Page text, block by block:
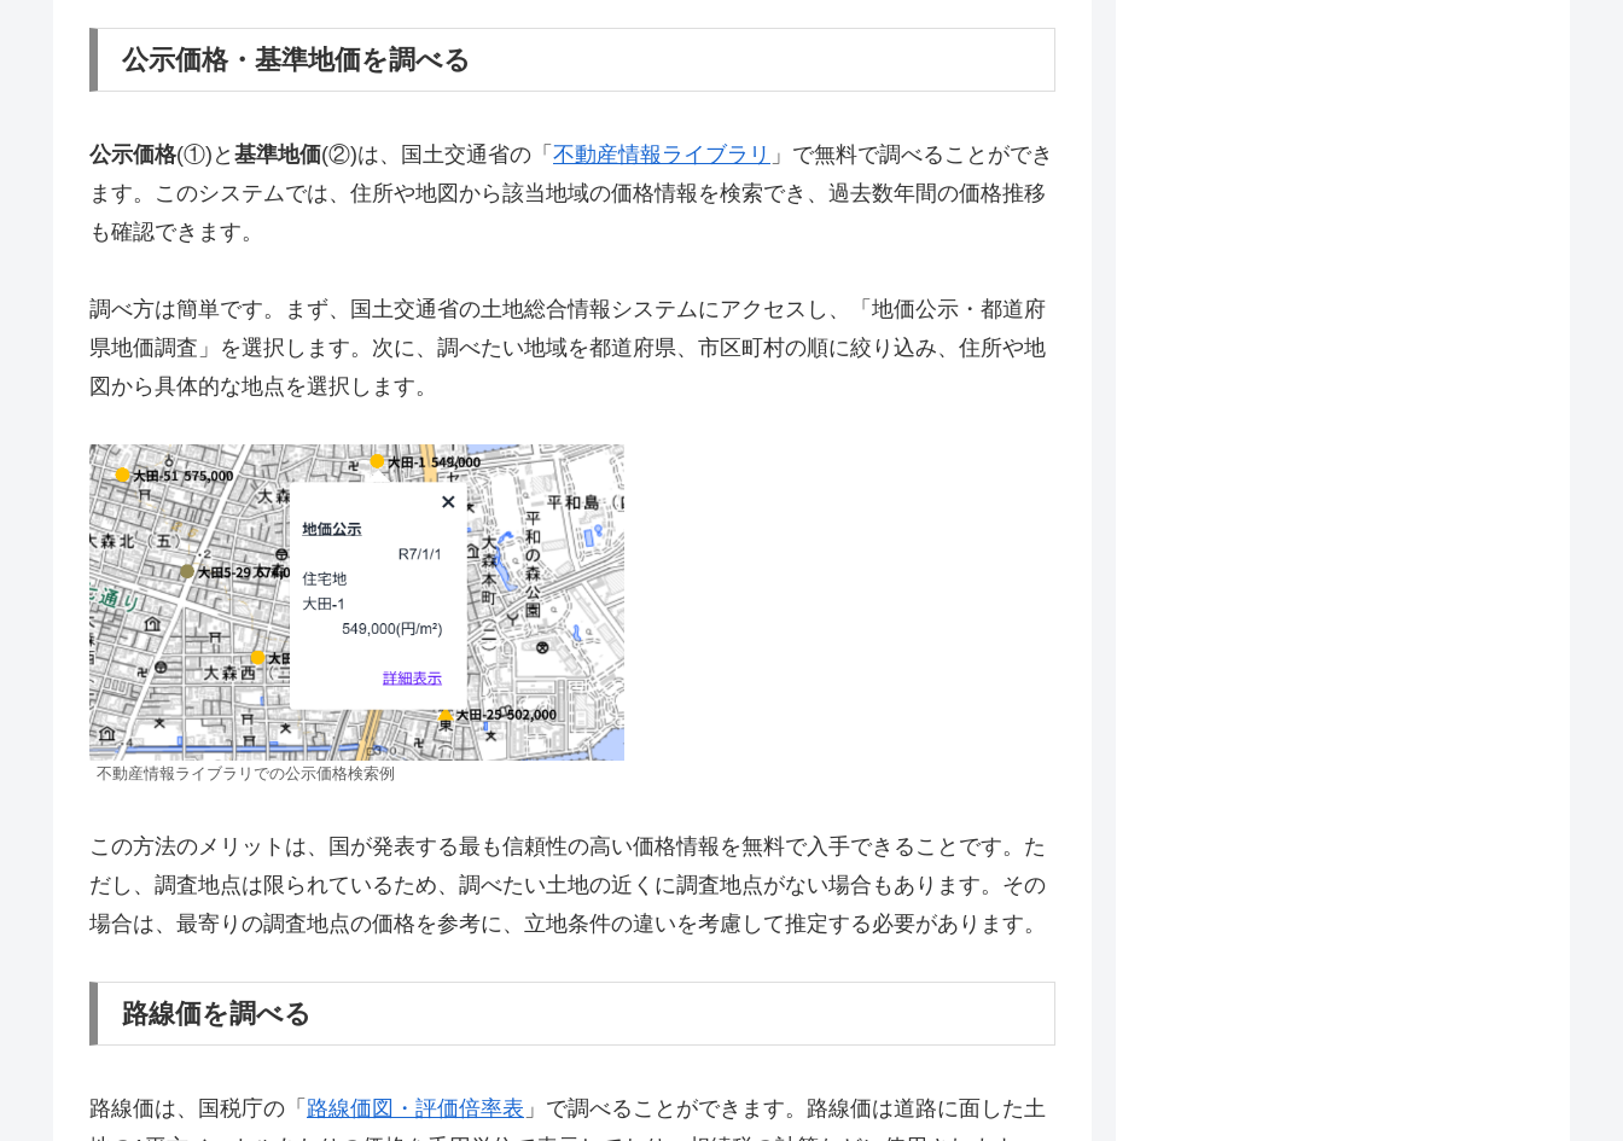
公示価格・基準地価を調べる
公示価格(①)と 基準地価(②)は、国土交通省の「 不動産情報ライブラリ 」で無料で調べることができ
ます。このシステムでは、住所や地図から該当地域の価格情報を検索でき、過去数年間の価格推移
も確認できます。
調べ方は簡単です。まず、国土交通省の土地総合情報システムにアクセスし、「地価公示・都道府
県地価調査」を選択します。次に、調べたい地域を都道府県、市区町村の順に絞り込み、住所や地
図から具体的な地点を選択します。
不動産情報ライブラリでの公示価格検索例
この方法のメリットは、国が発表する最も信頼性の高い価格情報を無料で入手できることです。た
だし、調査地点は限られているため、調べたい土地の近くに調査地点がない場合もあります。その
場合は、最寄りの調査地点の価格を参考に、立地条件の違いを考慮して推定する必要があります。
路線価を調べる
路線価は、国税庁の「 路線価図・評価倍率表 」で調べることができます。路線価は道路に面した土